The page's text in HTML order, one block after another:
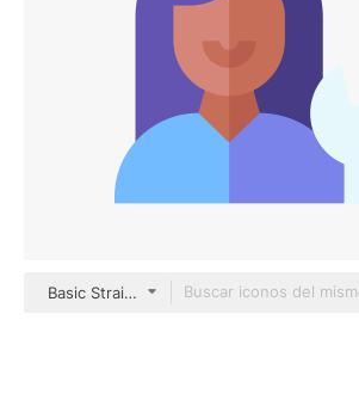
Basic Straight Flat